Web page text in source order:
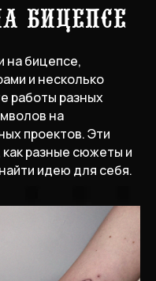
бицепсе
на бицепсе,
и несколько
работы разных
на
проектов. Эти
разные сюжеты и
идею для себя.